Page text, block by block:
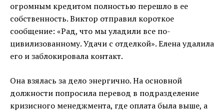
огромным кредитом полностью перешло в ее
собственность. Виктор отправил короткое
сообщение: «Рад, что мы уладили все по-
цивилизованному. Удачи с отделкой». Елена удалила
его и заблокировала контакт.
Она взялась за дело энергично. На основной
должности попросила перевод в подразделение
кризисного менеджмента, где оплата была выше, а